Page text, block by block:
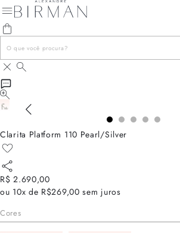
Clarita Platform 110 Pearl/Silver
R$ 2.690,00
ou 10x de R$269,00 sem juros
Cores